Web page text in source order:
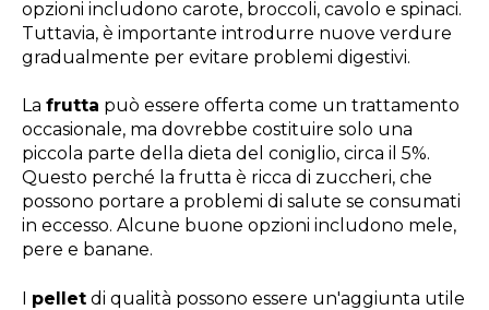
opzioni includono carote, broccoli, cavolo e spinaci.
Tuttavia, è importante introdurre nuove verdure
gradualmente per evitare problemi digestivi.
La frutta può essere offerta come un trattamento
occasionale, ma dovrebbe costituire solo una
piccola parte della dieta del coniglio, circa il 5%.
Questo perché la frutta è ricca di zuccheri, che
possono portare a problemi di salute se consumati
in eccesso. Alcune buone opzioni includono mele,
pere e banane.
I pellet di qualità possono essere un'aggiunta utile